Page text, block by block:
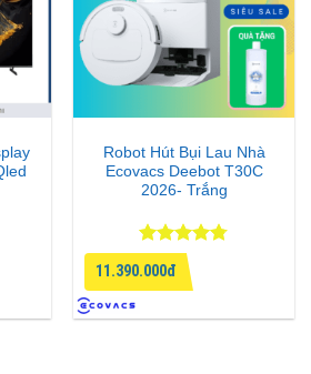
vòm Dolby Atmos và DTS:X –
thực, lan tỏa khắp không gian
cấp.
Robot Hút Bụi Lau Nhà
Ecovacs Deebot T30C
2026- Trắng
Được xếp
hạng
4.75
5 sao
11.390.000đ